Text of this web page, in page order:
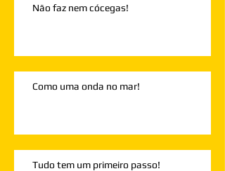
Não faz nem cócegas!
Como uma onda no mar!
Tudo tem um primeiro passo!